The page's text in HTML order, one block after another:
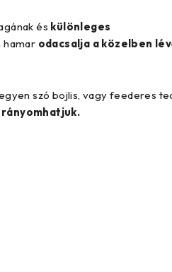
és különleges
hamar odacsalja a közelben
szó bojlis, vagy feederes